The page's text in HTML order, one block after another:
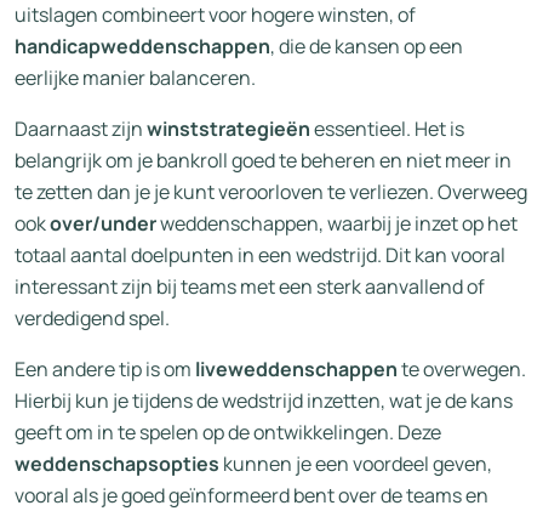
uitslagen combineert voor hogere winsten, of
handicapweddenschappen, die de kansen op een
eerlijke manier balanceren.
Daarnaast zijnwinststrategieënessentieel. Het is
belangrijk om je bankroll goed te beheren en niet meer in
te zetten dan je je kunt veroorloven te verliezen. Overweeg
ookover/underweddenschappen, waarbij je inzet op het
totaal aantal doelpunten in een wedstrijd. Dit kan vooral
interessant zijn bij teams met een sterk aanvallend of
verdedigend spel.
Een andere tip is om liveweddenschappente overwegen.
Hierbij kun je tijdens de wedstrijd inzetten, wat je de kans
geeft om in te spelen op de ontwikkelingen. Deze
weddenschapsopties kunnen je een voordeel geven,
vooral als je goed geïnformeerd bent over de teams en